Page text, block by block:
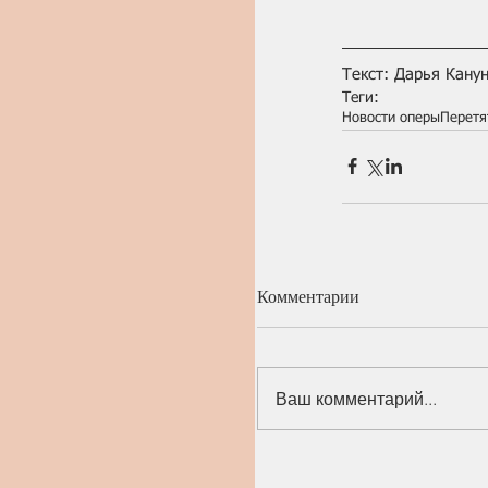
Текст: Дарья
Теги:
Новости оперы
Комментарии
Ваш комментарий...